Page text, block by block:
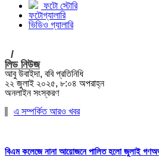
ফটো স্টোরি
ফটোগ্যালারি
ভিডিও গ্যালারি
/
লিড নিউজ
আবু উবাইদা, ববি প্রতিনিধি
২২ জুলাই ২০২৫, ৮:০৪ অপরাহ্ন
অনলাইন সংস্করণ
এ সম্পর্কিত আরও খবর
বিএম কলেজে নানা আয়োজনে পালিত হলো জুলাই